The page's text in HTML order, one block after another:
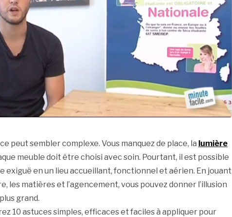
peut sembler complexe. Vous manquez de place, la lumière
meuble doit être choisi avec soin. Pourtant, il est possible
exiguë en un lieu accueillant, fonctionnel et aérien. En jouant
les matières et l’agencement, vous pouvez donner l’illusion
grand.
10 astuces simples, efficaces et faciles à appliquer pour